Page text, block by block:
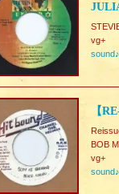
vg+
sound♪
【
BOB
vg+
sound♪